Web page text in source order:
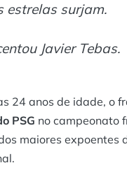
estrelas surjam.
Javier Tebas.
24 anos de idade, o
PSG no campeonato
maiores expoentes